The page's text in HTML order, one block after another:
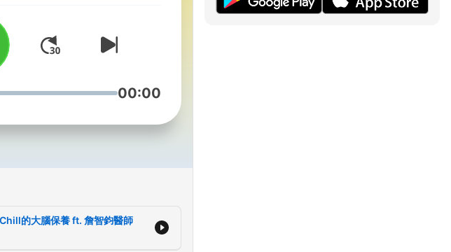
00:00
的大腦保養 ft. 詹智鈞醫師